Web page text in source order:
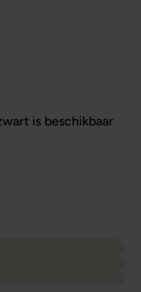
is beschikbaar